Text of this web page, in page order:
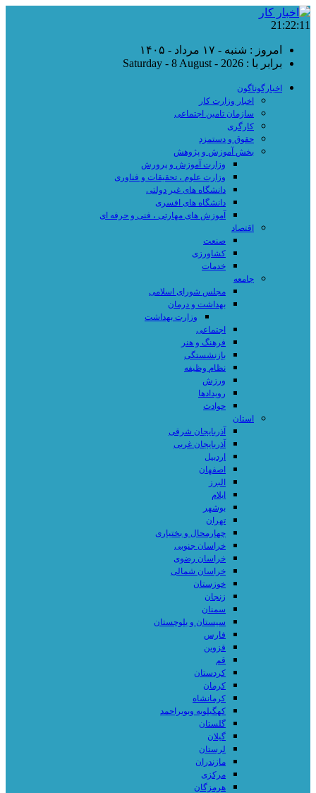
21:22:12
امروز : شنبه - ۱۷ مرداد - ۱۴۰۵
برابر با : Saturday - 8 August - 2026
اخبارگوناگون
اخبار وزارت کار
سازمان تامین اجتماعی
کارگری
حقوق و دستمزد
بخش آموزش و پژوهش
وزارت آموزش و پرورش
وزارت علوم ، تحقیقات و فناوری
دانشگاه های غیر دولتی
دانشگاه های افسری
آموزش های مهارتی ، فنی و حرفه ای
اقتصاد
صنعت
کشاورزی
خدمات
جامعه
مجلس شورای اسلامی
بهداشت و درمان
وزارت بهداشت
اجتماعی
فرهنگ و هنر
بازنشستگی
نظام وظیفه
ورزش
رویدادها
حوادث
استان
آذربایجان شرقی
آذربایجان غربی
اردبیل
اصفهان
البرز
ایلام
بوشهر
تهران
چهارمحال و بختیاری
خراسان جنوبی
خراسان رضوی
خراسان شمالی
خوزستان
زنجان
سمنان
سیستان و بلوچستان
فارس
قزوین
قم
کردستان
کرمان
کرمانشاه
کهگیلویه وبویراحمد
گلستان
گیلان
لرستان
مازندران
مرکزی
هرمزگان